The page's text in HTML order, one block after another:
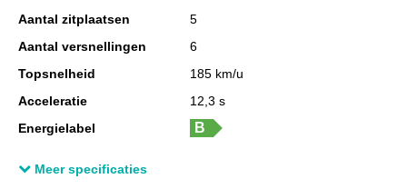
Aantal zitplaatsen
5
Aantal versnellingen
6
Topsnelheid
185 km/u
Acceleratie
12,3 s
Energielabel
Meer specificaties